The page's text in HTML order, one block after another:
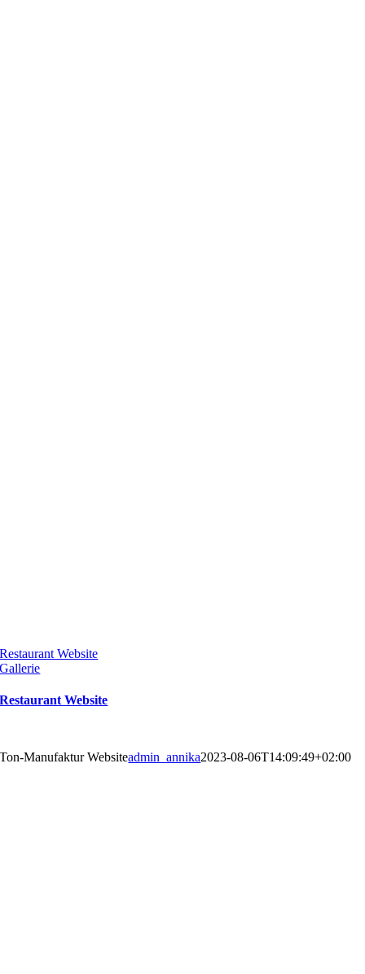
Restaurant Website
Gallerie
Restaurant Website
Ton-Manufaktur Websiteadmin_annika2023-08-06T14:09:49+02:00